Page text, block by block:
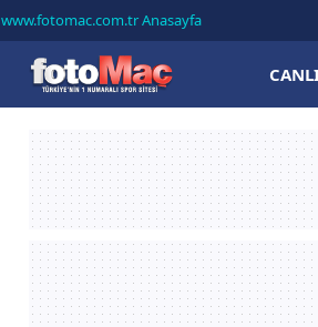
www.fotomac.com.tr Anasayfa